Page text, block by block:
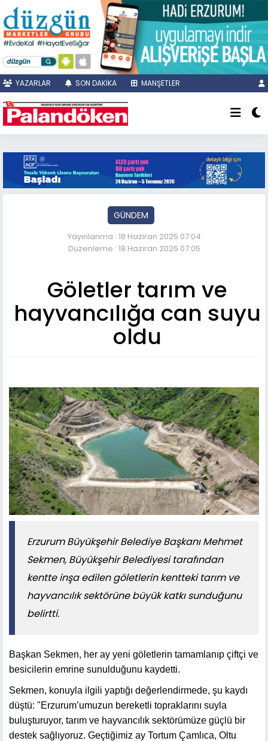
YAZARLAR SON DAKİKA MANŞETLER
GÜNDEM
Yayınlanma : 18 Haziran 2025 07:04
Düzenleme : 18 Haziran 2025 07:05
Göletler tarım ve
hayvancılığa can suyu
oldu
​​​​​​​Erzurum Büyükşehir Belediye Başkanı Mehmet
Sekmen, Büyükşehir Belediyesi tarafından
kentte inşa edilen göletlerin kentteki tarım ve
hayvancılık sektörüne büyük katkı sunduğunu
belirtti.
Başkan Sekmen, her ay yeni göletlerin tamamlanıp çiftçi ve
besicilerin emrine sunulduğunu kaydetti.
Sekmen, konuyla ilgili yaptığı değerlendirmede, şu kaydı
düştü: "Erzurum’umuzun bereketli topraklarını suyla
buluşturuyor, tarım ve hayvancılık sektörümüze güçlü bir
destek sağlıyoruz. Geçtiğimiz ay Tortum Çamlıca, Oltu